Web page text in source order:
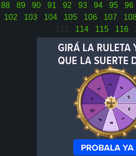
88
89 90 91 92 93 94 95 96
102
103 104 105 106 107
113
114 115 116